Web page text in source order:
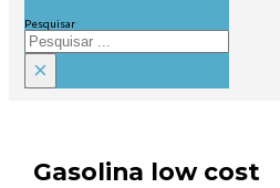
Pesquisar
×
Gasolina low cost